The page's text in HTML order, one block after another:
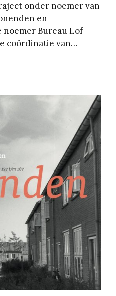
onder noemer van
en
noemer Bureau Lof
coördinatie van…